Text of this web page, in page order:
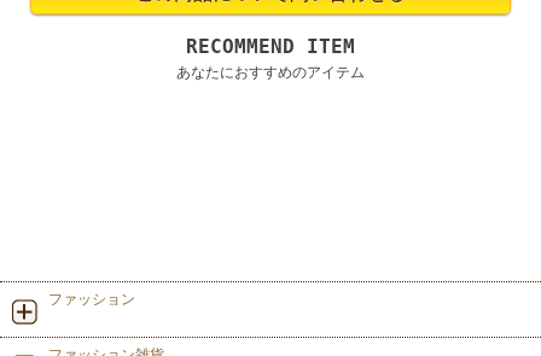
RECOMMEND ITEM
あなたにおすすめのアイテム
ファッション